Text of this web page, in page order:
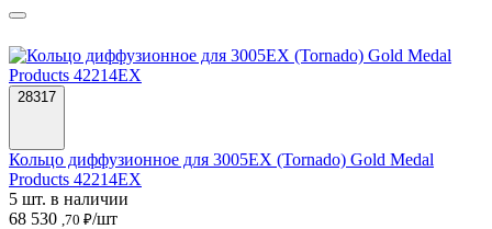
28317
Кольцо диффузионное для 3005EX (Tornado) Gold Medal
Products 42214EX
5 шт. в наличии
68 530 ,70 ₽/шт